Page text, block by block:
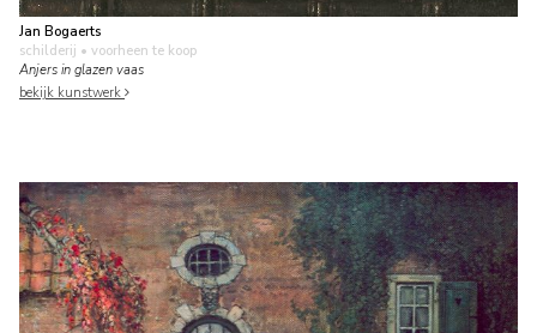
Jan Bogaerts
schilderij • voorheen te koop
Anjers in glazen vaas
bekijk kunstwerk